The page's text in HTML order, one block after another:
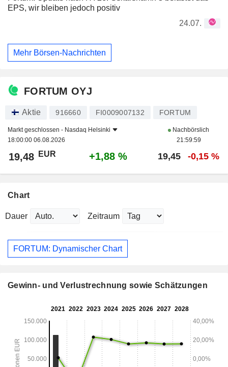
EPS, wir bleiben jedoch positiv
24.07.
Mehr Börsen-Nachrichten
FORTUM OYJ
Aktie 916660 FI0009007132 FORTUM
Markt geschlossen - Nasdaq Helsinki
18:00:00 06.08.2026
Nachbörslich
21:59:59
19,48 EUR +1,88 % 19,45 -0,15 %
Chart
Dauer Zeitraum
FORTUM: Dynamischer Chart
Gewinn- und Verlustrechnung sowie Schätzungen